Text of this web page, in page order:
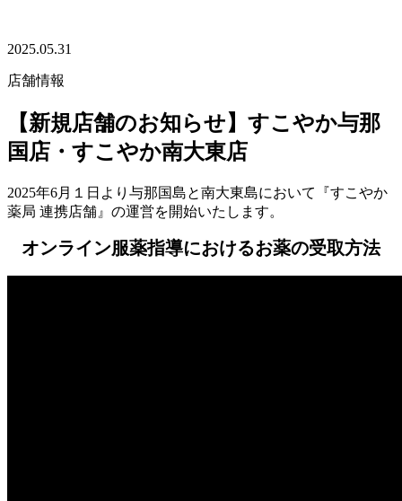
2025.05.31
店舗情報
【新規店舗のお知らせ】すこやか与那
国店・すこやか南大東店
2025年6月１日より与那国島と南大東島において『すこやか
薬局 連携店舗』の運営を開始いたします。
オンライン服薬指導におけるお薬の受取方法